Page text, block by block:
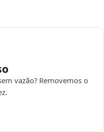
vazão? Removemos o